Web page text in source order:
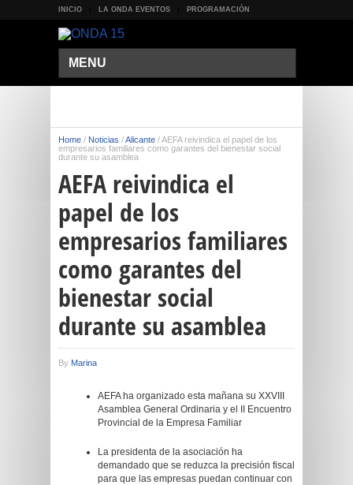
INICIO LA ONDA EVENTOS PROGRAMACIÓN
MENU
Home / Noticias /Alicante /AEFA reivindica el papel de los
empresarios familiares como garantes del bienestar social
durante su asamblea
AEFA reivindica el
papel de los
empresarios familiares
como garantes del
bienestar social
durante su asamblea
By Marina
AEFA ha organizado esta mañana su XXVIII
Asamblea General Ordinaria y el II Encuentro
Provincial de la Empresa Familiar
La presidenta de la asociación ha
demandado que se reduzca la precisión fiscal
para que las empresas puedan continuar con